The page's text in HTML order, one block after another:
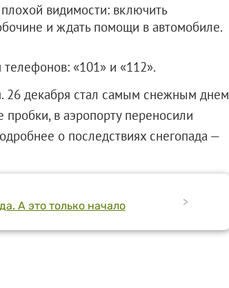
видимости: включить
и ждать помощи в автомобиле.
«101» и «112».
26 декабря стал самым снежным днем
пробки, в аэропорту переносили
о последствиях снегопада —
А это только начало >